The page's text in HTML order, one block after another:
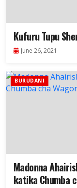
Kufuru Tupu
June 26, 2021
BURUDANI
Madonna
katika Chumba